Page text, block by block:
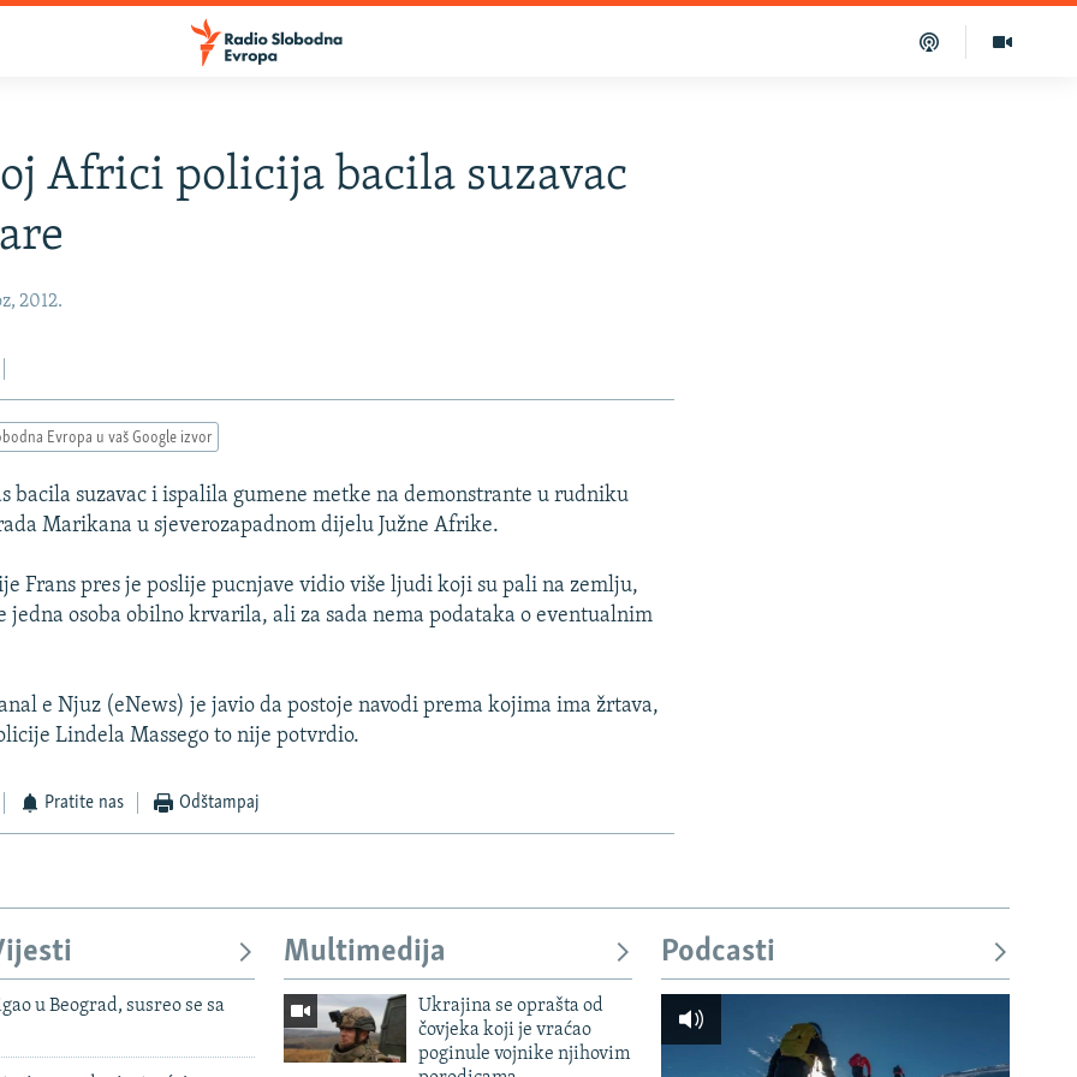
Africi policija bacila suzavac
2012.
Evropa u vaš Google izvor
bacila suzavac i ispalila gumene metke na demonstrante u rudniku
Marikana u sjeverozapadnom dijelu Južne Afrike.
Frans pres je poslije pucnjave vidio više ljudi koji su pali na zemlju,
jedna osoba obilno krvarila, ali za sada nema podataka o eventualnim
e Njuz (eNews) je javio da postoje navodi prema kojima ima žrtava,
Lindela Massego to nije potvrdio.
Pratite nas Odštampaj
u Beograd, susreo se sa
Multimedija
Ukrajina se oprašta od
čovjeka koji je vraćao
poginule vojnike njihovim
Podcasti